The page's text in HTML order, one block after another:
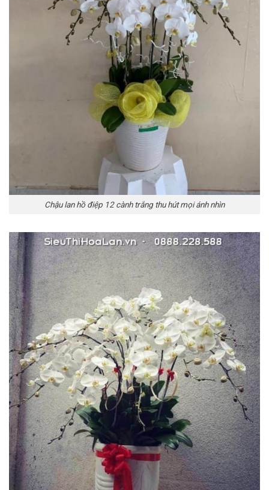
Chậu lan hồ điệp 12 cành trắng thu hút mọi ánh nhìn